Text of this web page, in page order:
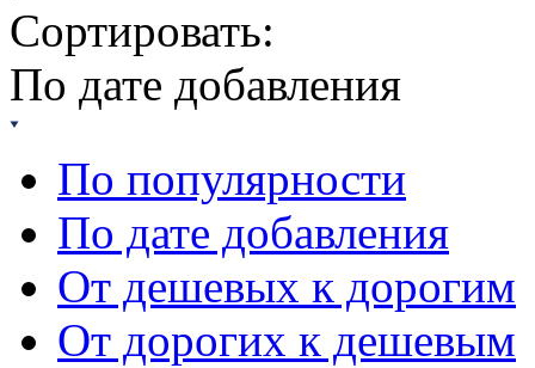
Сортировать:
По дате добавления
По популярности
По дате добавления
От дешевых к дорогим
От дорогих к дешевым